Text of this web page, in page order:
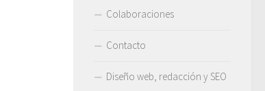
Colaboraciones
Contacto
Diseño web, redacción y SEO